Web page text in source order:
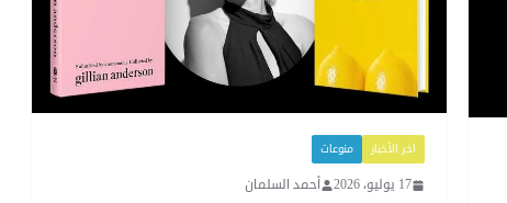
اخر الأخبار منوعات
17 يوليو، 2026 أحمد السلمان